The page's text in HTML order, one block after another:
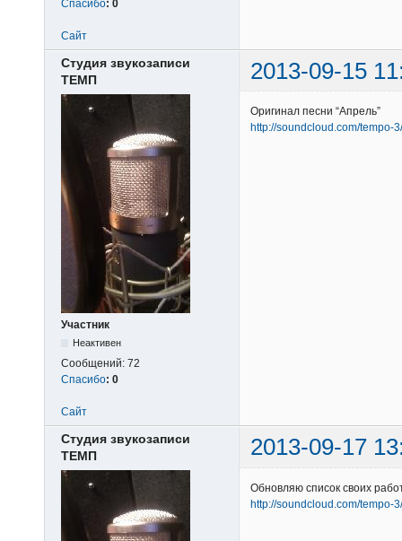
Спасибо: 0
Сайт
Студия звукозаписи
ТЕМП
2013-09-15
Участник
Неактивен
Сообщений: 72
Спасибо: 0
Оригинал песни “Апрель”
http://soundcloud.com/tempo-
Сайт
Студия звукозаписи
ТЕМП
2013-09-17
Обновляю список своих
http://soundcloud.com/tempo-